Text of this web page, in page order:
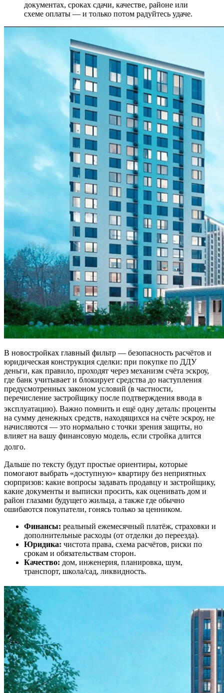
документах, сроках сдачи, качестве, районе или
схеме оплаты — и только потом радуйтесь удаче.
В новостройках главный фильтр — безопасность расчётов и
юридическая конструкция сделки: при покупке по ДДУ
деньги, как правило, проходят через механизм счёта эскроу,
где банк учитывает и блокирует средства до наступления
предусмотренных законом условий (в частности,
перечисление застройщику после подтверждения ввода в
эксплуатацию). Важно помнить и ещё одну деталь: проценты
на сумму денежных средств, находящихся на счёте эскроу, не
начисляются — это нормально с точки зрения защиты, но
влияет на вашу финансовую модель, если стройка длится
долго.
Дальше по тексту будут простые ориентиры, которые
помогают выбрать «доступную» квартиру без неприятных
сюрпризов: какие вопросы задавать продавцу и застройщику,
какие документы и выписки просить, как оценивать дом и
район глазами будущего жильца, а также где обычно
ошибаются покупатели, гонясь только за ценником.
Финансы: реальный ежемесячный платёж, страховки и
дополнительные расходы (от отделки до переезда).
Юридика: чистота права, схема расчётов, риски по
срокам и обязательствам сторон.
Качество: дом, инженерия, планировка, шум,
транспорт, школа/сад, ликвидность.